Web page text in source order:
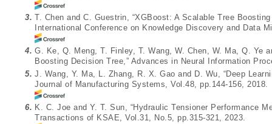
3. T. Chen and C. Guestrin, “XGBoost: A Scalable Tree
International Conference on Knowledge Discovery and Data
4. G. Ke, Q. Meng, T. Finley, T. Wang, W. Chen, W. Ma, Q. Ye
Boosting Decision Tree,” Advances in Neural Information
5. J. Wang, Y. Ma, L. Zhang, R. X. Gao and D. Wu, “Deep
Journal of Manufacturing Systems, Vol.48, pp.144-156, 2018.
6. K. C. Joe and Y. T. Sun, “Hydraulic Tensioner Performance
Transactions of KSAE, Vol.31, No.5, pp.315-321, 2023.